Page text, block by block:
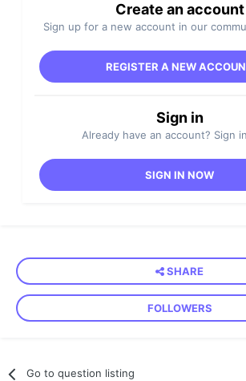
Create an account
Sign up for a new account in our
REGISTER A NEW
Sign in
Already have an account? Sign
SIGN IN NOW
SHARE
FOLLOWERS
Go to question listing